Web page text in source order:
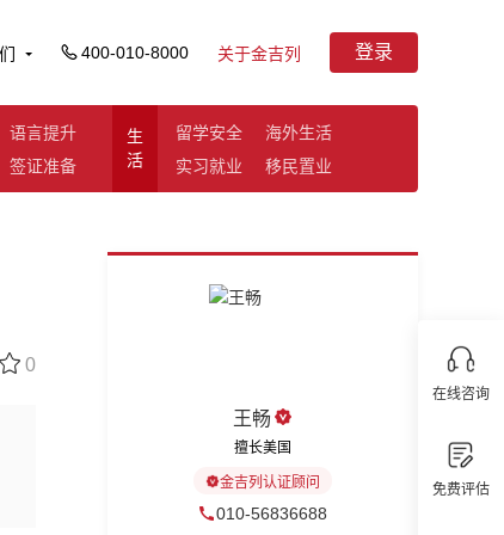
400-010-8000 关于金吉列 登录
语言提升
签证准备
生
活
留学安全
海外生活
实习就业
移民置业
在线咨询
免费评估
0
王畅
擅长美国
金吉列认证顾问
010-56836688